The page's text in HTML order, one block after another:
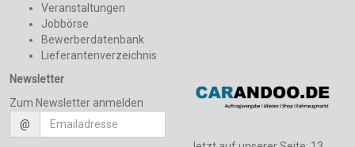
Veranstaltungen
Jobbörse
Bewerberdatenbank
Lieferantenverzeichnis
Newsletter
Zum Newsletter anmelden
@